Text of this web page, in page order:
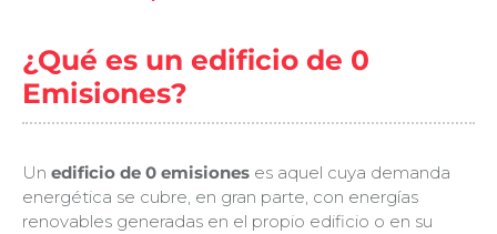
¿Qué es un edificio de 0
Emisiones?
Un edificio de 0 emisiones es aquel cuya demanda
energética se cubre, en gran parte, con energías
renovables generadas en el propio edificio o en su